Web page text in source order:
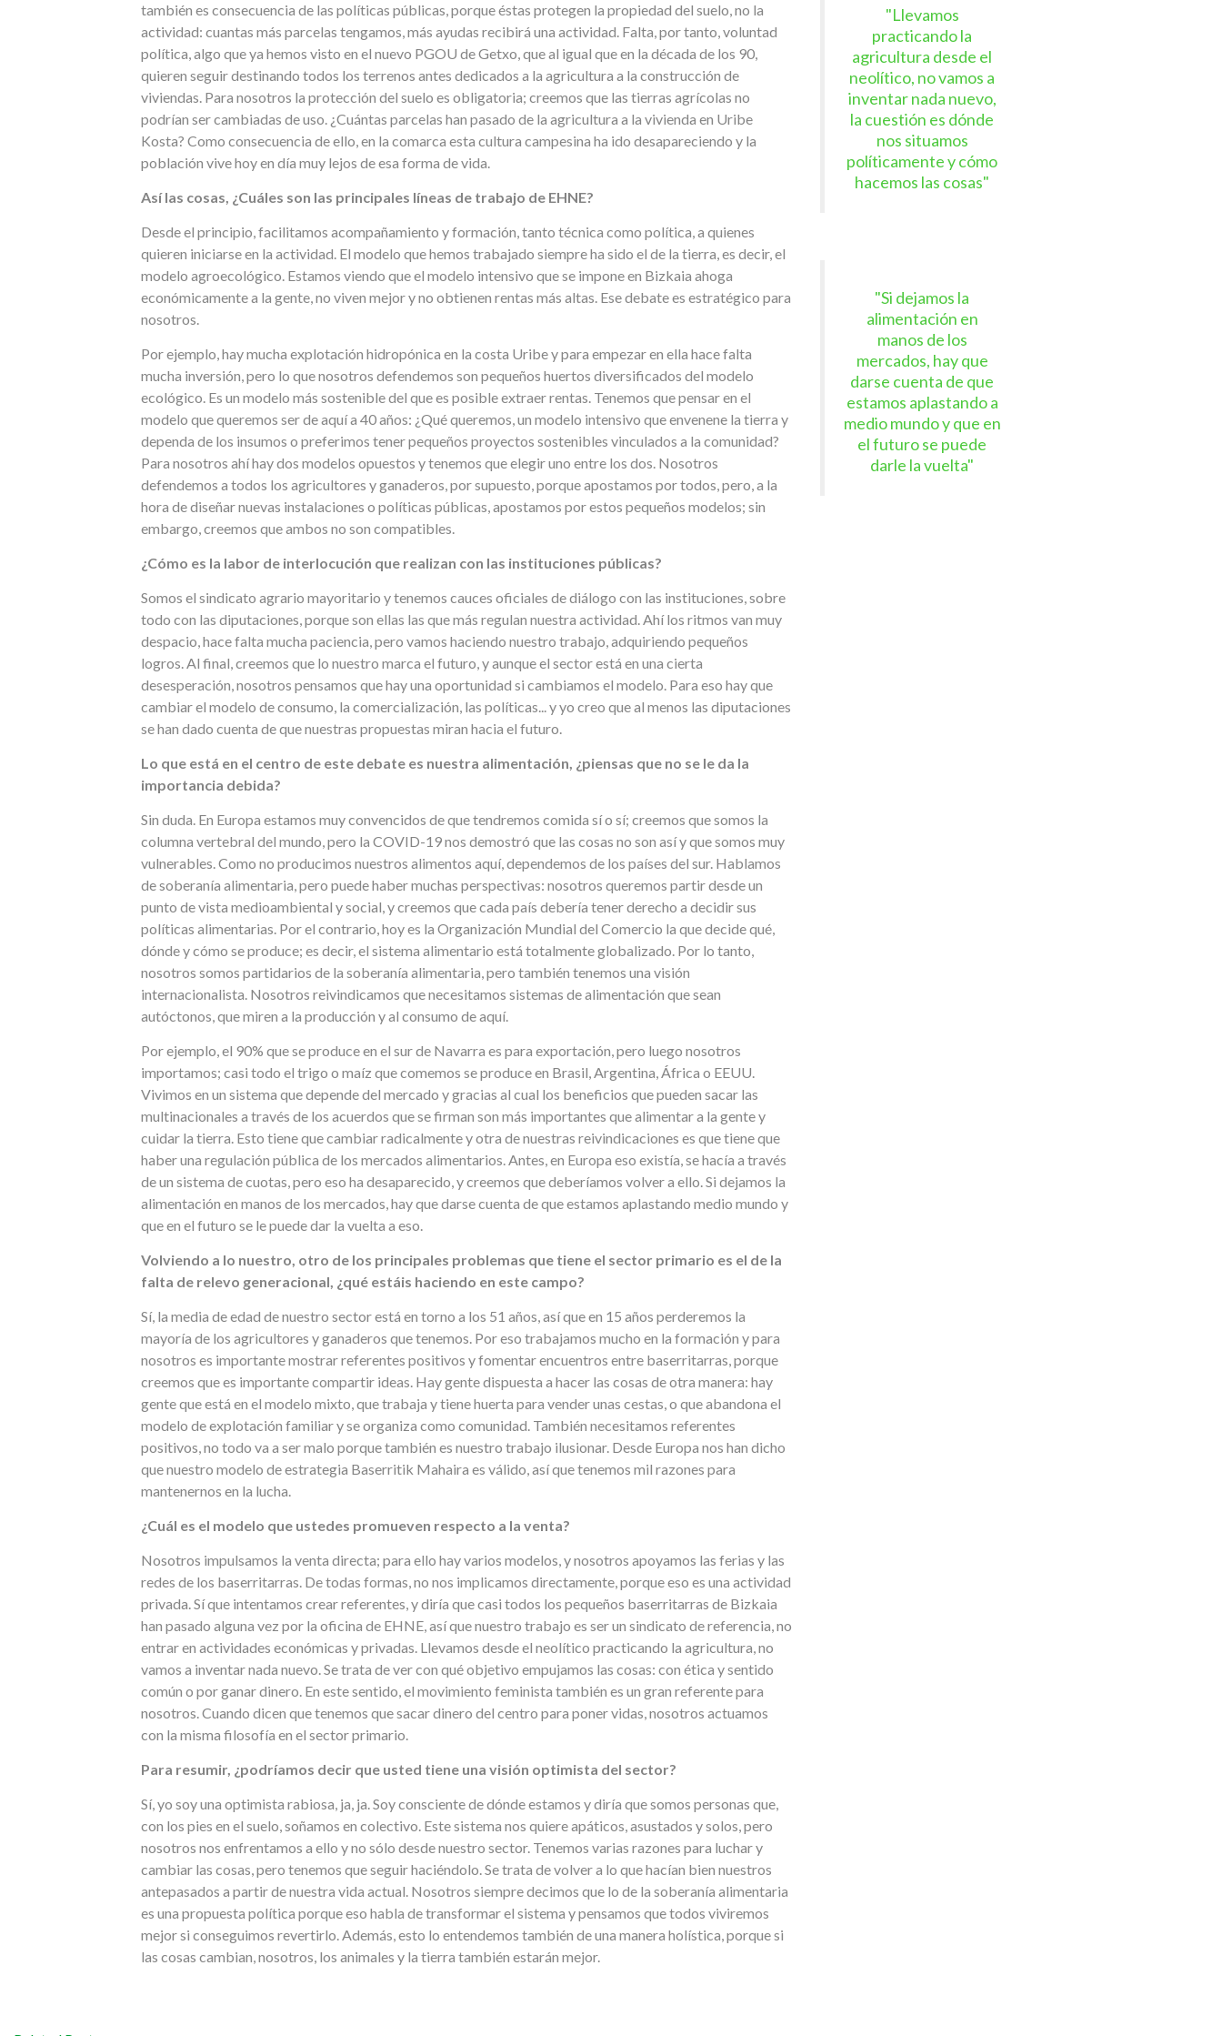
también es consecuencia de las políticas públicas, porque éstas protegen la propiedad del suelo, no la
actividad: cuantas más parcelas tengamos, más ayudas recibirá una actividad. Falta, por tanto, voluntad
política, algo que ya hemos visto en el nuevo PGOU de Getxo, que al igual que en la década de los 90,
quieren seguir destinando todos los terrenos antes dedicados a la agricultura a la construcción de
viviendas. Para nosotros la protección del suelo es obligatoria; creemos que las tierras agrícolas no
podrían ser cambiadas de uso. ¿Cuántas parcelas han pasado de la agricultura a la vivienda en Uribe
Kosta? Como consecuencia de ello, en la comarca esta cultura campesina ha ido desapareciendo y la
población vive hoy en día muy lejos de esa forma de vida.
Así las cosas, ¿Cuáles son las principales líneas de trabajo de EHNE?
Desde el principio, facilitamos acompañamiento y formación, tanto técnica como política, a quienes
quieren iniciarse en la actividad. El modelo que hemos trabajado siempre ha sido el de la tierra, es decir, el
modelo agroecológico. Estamos viendo que el modelo intensivo que se impone en Bizkaia ahoga
económicamente a la gente, no viven mejor y no obtienen rentas más altas. Ese debate es estratégico para
nosotros.
Por ejemplo, hay mucha explotación hidropónica en la costa Uribe y para empezar en ella hace falta
mucha inversión, pero lo que nosotros defendemos son pequeños huertos diversificados del modelo
ecológico. Es un modelo más sostenible del que es posible extraer rentas. Tenemos que pensar en el
modelo que queremos ser de aquí a 40 años: ¿Qué queremos, un modelo intensivo que envenene la tierra y
dependa de los insumos o preferimos tener pequeños proyectos sostenibles vinculados a la comunidad?
Para nosotros ahí hay dos modelos opuestos y tenemos que elegir uno entre los dos. Nosotros
defendemos a todos los agricultores y ganaderos, por supuesto, porque apostamos por todos, pero, a la
hora de diseñar nuevas instalaciones o políticas públicas, apostamos por estos pequeños modelos; sin
embargo, creemos que ambos no son compatibles.
¿Cómo es la labor de interlocución que realizan con las instituciones públicas?
Somos el sindicato agrario mayoritario y tenemos cauces oficiales de diálogo con las instituciones, sobre
todo con las diputaciones, porque son ellas las que más regulan nuestra actividad. Ahí los ritmos van muy
despacio, hace falta mucha paciencia, pero vamos haciendo nuestro trabajo, adquiriendo pequeños
logros. Al final, creemos que lo nuestro marca el futuro, y aunque el sector está en una cierta
desesperación, nosotros pensamos que hay una oportunidad si cambiamos el modelo. Para eso hay que
cambiar el modelo de consumo, la comercialización, las políticas... y yo creo que al menos las diputaciones
se han dado cuenta de que nuestras propuestas miran hacia el futuro.
Lo que está en el centro de este debate es nuestra alimentación, ¿piensas que no se le da la
importancia debida?
Sin duda. En Europa estamos muy convencidos de que tendremos comida sí o sí; creemos que somos la
columna vertebral del mundo, pero la COVID-19 nos demostró que las cosas no son así y que somos muy
vulnerables. Como no producimos nuestros alimentos aquí, dependemos de los países del sur. Hablamos
de soberanía alimentaria, pero puede haber muchas perspectivas: nosotros queremos partir desde un
punto de vista medioambiental y social, y creemos que cada país debería tener derecho a decidir sus
políticas alimentarias. Por el contrario, hoy es la Organización Mundial del Comercio la que decide qué,
dónde y cómo se produce; es decir, el sistema alimentario está totalmente globalizado. Por lo tanto,
nosotros somos partidarios de la soberanía alimentaria, pero también tenemos una visión
internacionalista. Nosotros reivindicamos que necesitamos sistemas de alimentación que sean
autóctonos, que miren a la producción y al consumo de aquí.
Por ejemplo, el 90% que se produce en el sur de Navarra es para exportación, pero luego nosotros
importamos; casi todo el trigo o maíz que comemos se produce en Brasil, Argentina, África o EEUU.
Vivimos en un sistema que depende del mercado y gracias al cual los beneficios que pueden sacar las
multinacionales a través de los acuerdos que se firman son más importantes que alimentar a la gente y
cuidar la tierra. Esto tiene que cambiar radicalmente y otra de nuestras reivindicaciones es que tiene que
haber una regulación pública de los mercados alimentarios. Antes, en Europa eso existía, se hacía a través
de un sistema de cuotas, pero eso ha desaparecido, y creemos que deberíamos volver a ello. Si dejamos la
alimentación en manos de los mercados, hay que darse cuenta de que estamos aplastando medio mundo y
que en el futuro se le puede dar la vuelta a eso.
Volviendo a lo nuestro, otro de los principales problemas que tiene el sector primario es el de la
falta de relevo generacional, ¿qué estáis haciendo en este campo?
Sí, la media de edad de nuestro sector está en torno a los 51 años, así que en 15 años perderemos la
mayoría de los agricultores y ganaderos que tenemos. Por eso trabajamos mucho en la formación y para
nosotros es importante mostrar referentes positivos y fomentar encuentros entre baserritarras, porque
creemos que es importante compartir ideas. Hay gente dispuesta a hacer las cosas de otra manera: hay
gente que está en el modelo mixto, que trabaja y tiene huerta para vender unas cestas, o que abandona el
modelo de explotación familiar y se organiza como comunidad. También necesitamos referentes
positivos, no todo va a ser malo porque también es nuestro trabajo ilusionar. Desde Europa nos han dicho
que nuestro modelo de estrategia Baserritik Mahaira es válido, así que tenemos mil razones para
mantenernos en la lucha.
¿Cuál es el modelo que ustedes promueven respecto a la venta?
Nosotros impulsamos la venta directa; para ello hay varios modelos, y nosotros apoyamos las ferias y las
redes de los baserritarras. De todas formas, no nos implicamos directamente, porque eso es una actividad
privada. Sí que intentamos crear referentes, y diría que casi todos los pequeños baserritarras de Bizkaia
han pasado alguna vez por la oficina de EHNE, así que nuestro trabajo es ser un sindicato de referencia, no
entrar en actividades económicas y privadas. Llevamos desde el neolítico practicando la agricultura, no
vamos a inventar nada nuevo. Se trata de ver con qué objetivo empujamos las cosas: con ética y sentido
común o por ganar dinero. En este sentido, el movimiento feminista también es un gran referente para
nosotros. Cuando dicen que tenemos que sacar dinero del centro para poner vidas, nosotros actuamos
con la misma filosofía en el sector primario.
Para resumir, ¿podríamos decir que usted tiene una visión optimista del sector?
Sí, yo soy una optimista rabiosa, ja, ja. Soy consciente de dónde estamos y diría que somos personas que,
con los pies en el suelo, soñamos en colectivo. Este sistema nos quiere apáticos, asustados y solos, pero
nosotros nos enfrentamos a ello y no sólo desde nuestro sector. Tenemos varias razones para luchar y
cambiar las cosas, pero tenemos que seguir haciéndolo. Se trata de volver a lo que hacían bien nuestros
antepasados a partir de nuestra vida actual. Nosotros siempre decimos que lo de la soberanía alimentaria
es una propuesta política porque eso habla de transformar el sistema y pensamos que todos viviremos
mejor si conseguimos revertirlo. Además, esto lo entendemos también de una manera holística, porque si
las cosas cambian, nosotros, los animales y la tierra también estarán mejor.
"Llevamos
practicando la
agricultura desde el
neolítico, no vamos a
inventar nada nuevo,
la cuestión es dónde
nos situamos
políticamente y cómo
hacemos las cosas"
"Si dejamos la
alimentación en
manos de los
mercados, hay que
darse cuenta de que
estamos aplastando a
medio mundo y que en
el futuro se puede
darle la vuelta"